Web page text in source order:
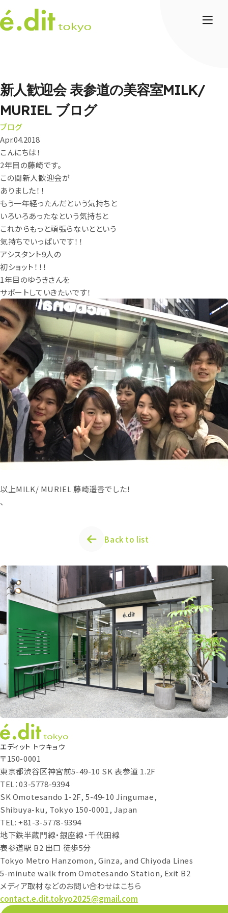
新人歓迎会 表参道の美容室MILK/
MURIEL ブログ
ブログ
Apr.04.2018
こんにちは！
2年目の藤崎です。
この間新人歓迎会が
ありました！！
もう一年経ったんだという気持ちと
いろいろあったなという気持ちと
これからもっと頑張らないとという
気持ちでいっぱいです！！
アシスタント9人の
初ショット！！！
1年目のゆうきさんを
サポートしていきたいです！
以上MILK/ MURIEL 藤崎遥香でした！
、
Back to list
エディット トウキョウ
〒150-0001
東京都渋谷区神宮前5-49-10 SK 表参道 1.2F
TEL：03-5778-9394
SK Omotesando 1-2F, 5-49-10 Jingumae,
Shibuya-ku, Tokyo 150-0001, Japan
TEL: +81-3-5778-9394
地下鉄半蔵門線・銀座線・千代田線
表参道駅 B2 出口 徒歩5分
Tokyo Metro Hanzomon, Ginza, and Chiyoda Lines
5-minute walk from Omotesando Station, Exit B2
メディア取材などのお問い合わせはこちら
contact.e.dit.tokyo2025@gmail.com